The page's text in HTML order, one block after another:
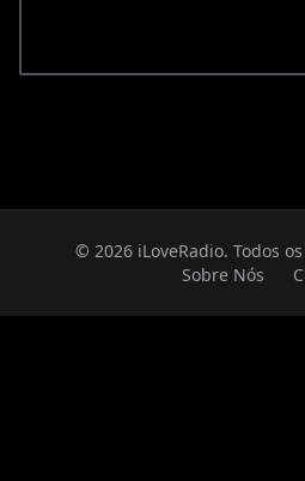
© 2026 iLoveRadio. Todos
Sobre Nós